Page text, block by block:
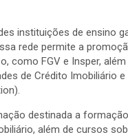
instituições de ensino
rede permite a
como FGV e Insper,
de Crédito Imobiliário
destinada a
além de cursos